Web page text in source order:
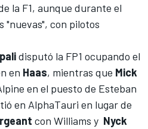
la F1, aunque durante el
"nuevas", con pilotos
disputó la FP1 ocupando el
en Haas, mientras que Mick
en el puesto de Esteban
en AlphaTauri en lugar de
con Williams y Nyck